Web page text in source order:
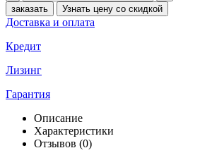
заказать
Узнать цену со скидкой
Доставка и оплата
Кредит
Лизинг
Гарантия
Описание
Характеристики
Отзывов (0)